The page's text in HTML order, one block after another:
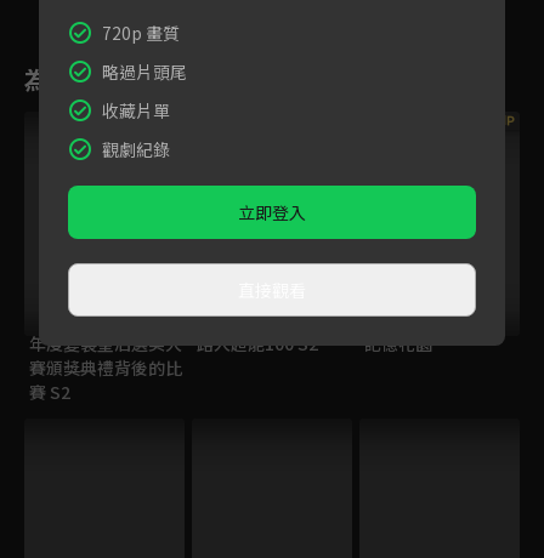
為您推薦
年度變裝皇后選美大
賽頒獎典禮背後的比
賽 S2
路人超能100 S2
VIP
記憶花園
720p 畫質
略過片頭尾
收藏片單
觀劇紀錄
立即登入